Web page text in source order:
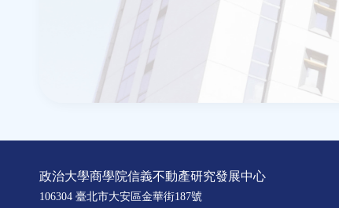
政治大學商學院信義不動產研究發展中心
106304 臺北市大安區金華街187號